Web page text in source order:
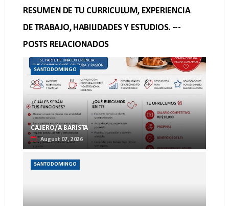
RESUMEN DE TU CURRICULUM, EXPERIENCIA
DE TRABAJO, HABILIDADES Y ESTUDIOS. ---
POSTS RELACIONADOS
SANTODOMINGO
CAJERO/A BARISTA
August 07, 2026
SANTODOMINGO